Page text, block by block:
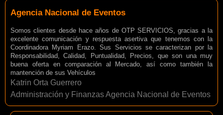
Agencia Nacional de Eventos
Somos clientes desde hace años de OTP SERVICIOS, gracias a la
excelente comunicación y respuesta asertiva que tenemos con la
Coordinadora Myriam Erazo. Sus Servicios se caracterizan por la
Responsabilidad, Calidad, Puntualidad, Precios, que son una muy
buena oferta en comparación al Mercado, así como también la
mantención de sus Vehículos
Katrin Orta Guerrero
Administración y Finanzas Agencia Nacional de Eventos